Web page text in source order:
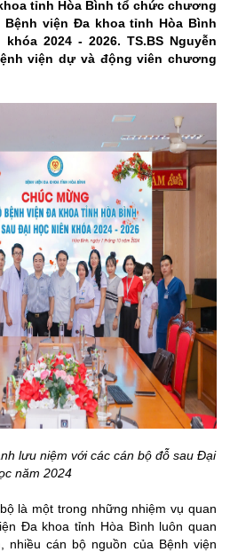
tỉnh Hòa Bình tổ chức chương
viện Đa khoa tỉnh Hòa Bình
2024 - 2026. TS.BS Nguyễn
viện dự và động viên chương
lưu niệm với các cán bộ đỗ sau Đại
năm 2024
là một trong những nhiệm vụ quan
Đa khoa tỉnh Hòa Bình luôn quan
nhiều cán bộ nguồn của Bệnh viện